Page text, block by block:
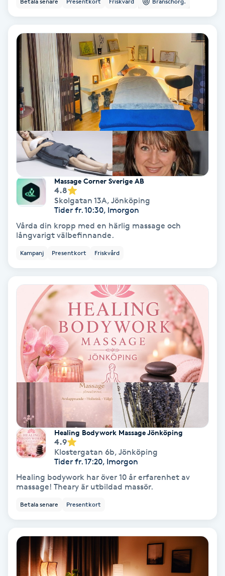
Babylights
Balayage
Bambumassage
Barber
Barnklippning
BIAB
Brynfärgning
Brynplockning
Bröllopsuppsättning
Celluliter
Coachning
Color correction
Cryoterapi
Dermapen
Massage Corner Sverige AB
4.8
Skolgatan 13A, Jönköping
Tider fr. 10:30, Imorgon
Vårda din kropp med en härlig massage och
långvarigt välbefinnande.
Kampanj Presentkort Friskvård
Healing Bodywork Massage Jönköping
4.9
Klostergatan 6b, Jönköping
Tider fr. 17:20, Imorgon
Healing bodywork har över 10 år erfarenhet av
massage! Theary är utbildad massör.
Betala senare Presentkort